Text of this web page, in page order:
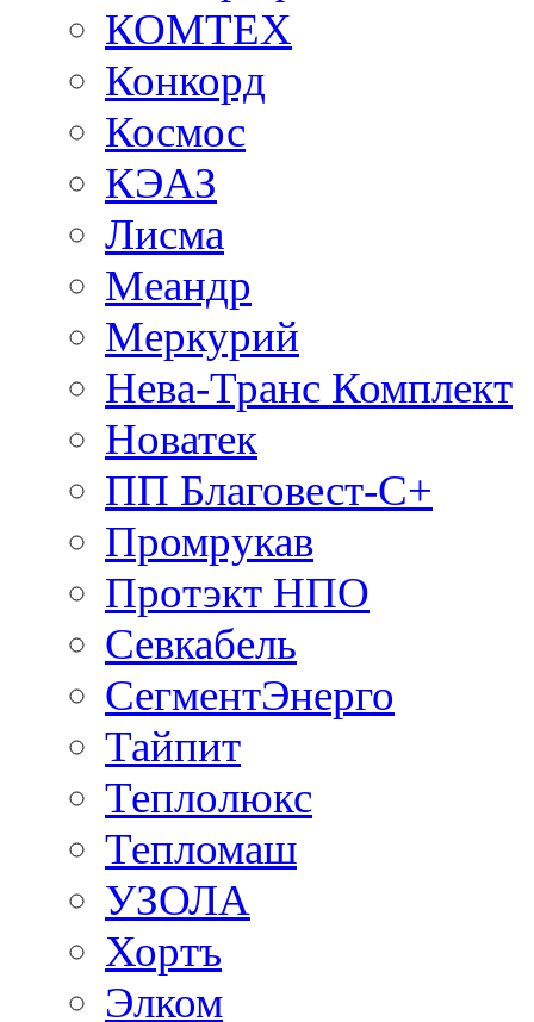
КОМТЕХ
Конкорд
Космос
КЭАЗ
Лисма
Меандр
Меркурий
Нева-Транс Комплект
Новатек
ПП Благовест-С+
Промрукав
Протэкт НПО
Севкабель
СегментЭнерго
Тайпит
Теплолюкс
Тепломаш
УЗОЛА
Хортъ
Элком